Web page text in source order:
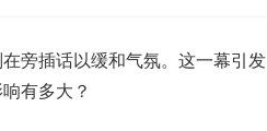
旁插话以缓和气氛。这一幕引发
有多大？